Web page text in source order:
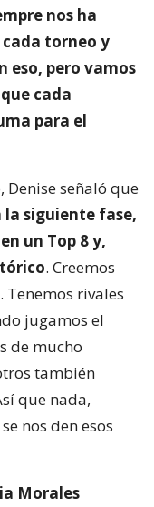
nos ha
torneo y
eso, pero vamos
cada
para el
Denise señaló que
la siguiente fase,
un Top 8 y,
. Creemos
Tenemos rivales
jugamos el
de mucho
también
que nada,
nos den esos
Morales